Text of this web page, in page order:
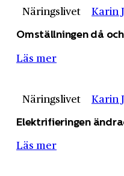
Näringslivet Karin
Omställningen då
Läs mer
Näringslivet Karin
Elektrifieringen
Läs mer